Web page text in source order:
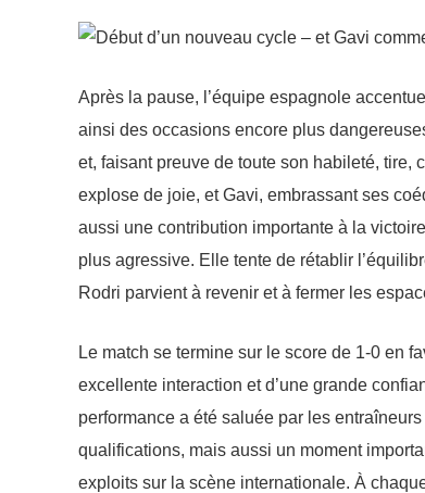
Après la pause, l’équipe espagnole
ainsi des occasions encore plus
et, faisant preuve de toute son habileté, tire,
explose de joie, et Gavi, embrassant ses
aussi une contribution importante à la
plus agressive. Elle tente de rétablir
Rodri parvient à revenir et à fermer les
Le match se termine sur le score de 1-0 en
excellente interaction et d’une grande
performance a été saluée par les
qualifications, mais aussi un moment
exploits sur la scène internationale. À